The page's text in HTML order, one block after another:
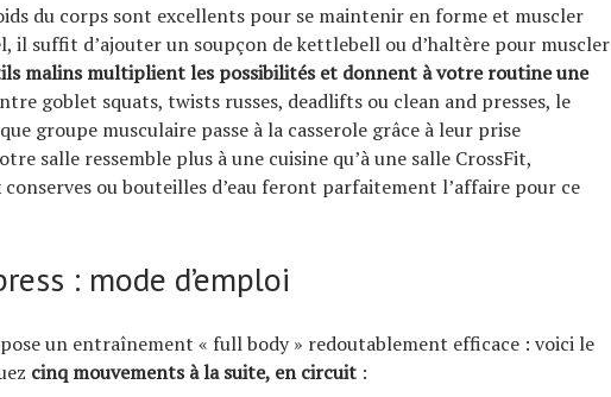
du corps sont excellents pour se maintenir en forme et muscler
il suffit d’ajouter un soupçon de kettlebell ou d’haltère pour muscler
malins multiplient les possibilités et donnent à votre routine une
goblet squats, twists russes, deadlifts ou clean and presses, le
groupe musculaire passe à la casserole grâce à leur prise
salle ressemble plus à une cuisine qu’à une salle CrossFit,
conserves ou bouteilles d’eau feront parfaitement l’affaire pour ce
: mode d’emploi
un entraînement « full body » redoutablement efficace : voici le
cinq mouvements à la suite, en circuit :